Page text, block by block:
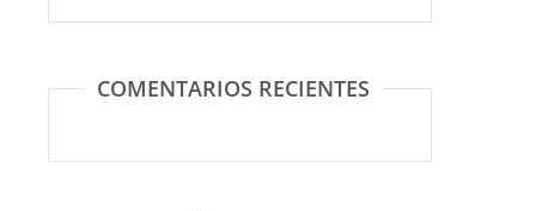
COMENTARIOS RECIENTES